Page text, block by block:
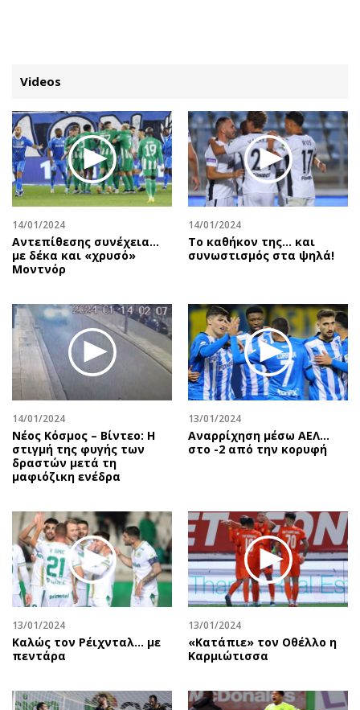
ΚΑΤΗΓΟΡΙΕΣ ΣΥΝΔΕΣΗ
Κύπρος
Παιδεία
Υγεία
Πολιτική
Βουλευτικές 2026
Προεδρικές 2023
Δημοσκοπήσεις
Διπλωματία
Αθλητισμός
Κύπρος
Ελλάδα
Διεθνή
Κληρώσεις Allwyn
Οικονομία
Real Estate
Επιχειρήσεις
Αγορές
Money Review
AstroBank Properties
Trends
Ναυτιλία
Απόψεις
Αρθρογραφία
The Hill
Υγεία
Αγγελίες
Πωλούνται
Ζητούν εργασία
Θέσεις εργασίας
Geek
Νέα
Κινητά-tablets
Social
Πολιτική
Οικονομία
Γενικά
Αναδρομές
Πρόσωπα
Περιβάλλον
Good Life
Showbiz
Videos
14/01/2024
Αντεπίθεσης συνέχεια…
με δέκα και «χρυσό»
Μοντνόρ
14/01/2024
Tο καθήκον της… και
συνωστισμός στα ψηλά!
14/01/2024
Νέος Κόσμος – Βίντεο: Η
στιγμή της φυγής των
δραστών μετά τη
μαφιόζικη ενέδρα
13/01/2024
Αναρρίχηση μέσω ΑΕΛ…
στο -2 από την κορυφή
13/01/2024
Καλώς τον Ρέιχνταλ… με
πεντάρα
13/01/2024
«Κατάπιε» τον Οθέλλο η
Καρμιώτισσα